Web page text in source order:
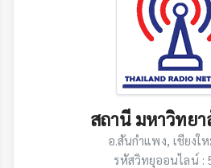
สถานี ​มหา​วิทย
อ.สันกำแพง​, เชียงใ
รหัสวิทยุออนไลน์ :